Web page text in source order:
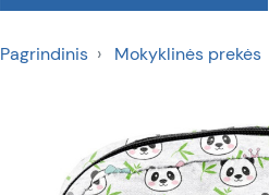
Pagrindinis Mokyklinės prekės